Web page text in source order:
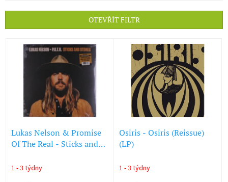
r
OTEVŘÍT FILTR
Lukas Nelson & Promise
Of The Real - Sticks and
White Swirl Vinyl) (LP)
1 - 3 týdny
Osiris - Osiris (Reissue)
(LP)
1 - 3 týdny